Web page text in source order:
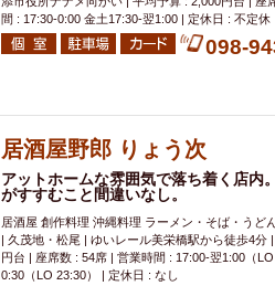
辺 大部屋40名 旭橋駅周辺 沖
海ぶどう パスタ 民謡・生演奏
チャージ無し 牡蠣 夜景・景色◎
ペット同伴 ビアガーデン チー
串揚げ バレンタイン
アヒージョ アサヒ 割烹 女性
ナー ホルモン(もつ) 炭火焼
間 : 17:30-0:00 金土17:30-翌1:00 | 定休日 : 不定休
098-
居酒屋野郎 りょう次
アットホームな雰囲気で落ち着く店内
がすすむこと間違いなし。
居酒屋 創作料理 沖縄料理 ラーメン・そば・うど
| 久茂地・松尾 | ゆいレール美栄橋駅から徒歩4分
円台 | 座席数 : 54席 | 営業時間 : 17:00-翌1:00（
0:30（LO 23:30） | 定休日 : なし